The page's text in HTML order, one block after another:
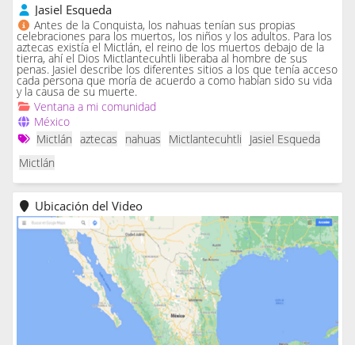
Jasiel Esqueda
Antes de la Conquista, los nahuas tenían sus propias
celebraciones para los muertos, los niños y los adultos. Para los
aztecas existía el Mictlán, el reino de los muertos debajo de la
tierra, ahí el Dios Mictlantecuhtli liberaba al hombre de sus
penas. Jasiel describe los diferentes sitios a los que tenía acceso
cada persona que moría de acuerdo a como habían sido su vida
y la causa de su muerte.
Ventana a mi comunidad
México
Mictlán aztecas nahuas Mictlantecuhtli
Jasiel Esqueda
Mictlán
Ubicación del Video